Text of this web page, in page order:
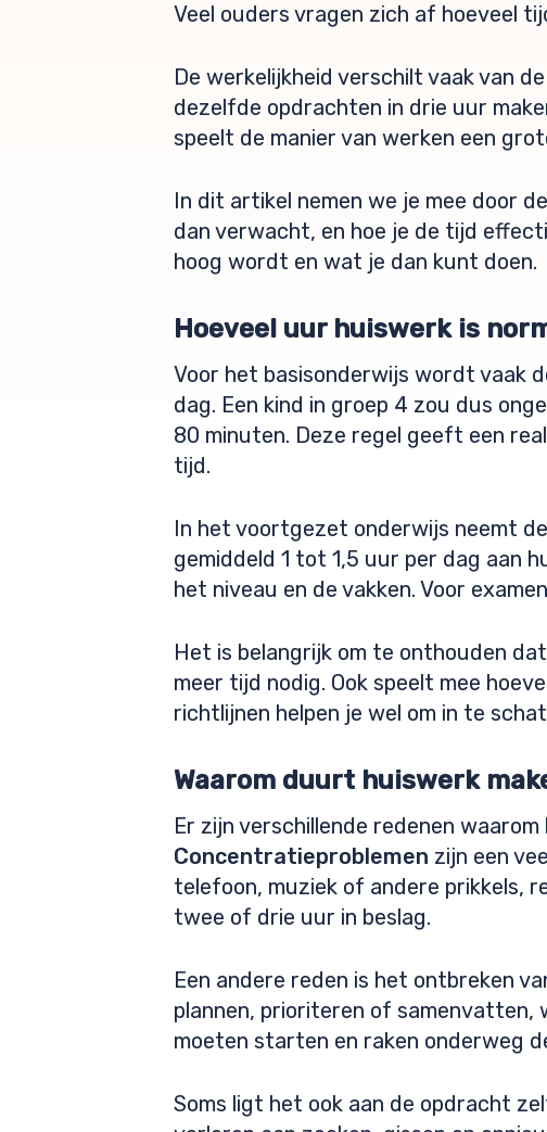
Veel ouders vragen zich af hoeveel
De werkelijkheid verschilt vaak van
dezelfde opdrachten in drie uur
speelt de manier van werken een
In dit artikel nemen we je mee door
dan verwacht, en hoe je de tijd
hoog wordt en wat je dan kunt doen.
Hoeveel uur huiswerk is
Voor het basisonderwijs wordt vaak
dag. Een kind in groep 4 zou dus
80 minuten. Deze regel geeft een
tijd.
In het voortgezet onderwijs neemt
gemiddeld 1 tot 1,5 uur per dag aan
het niveau en de vakken. Voor
Het is belangrijk om te onthouden
meer tijd nodig. Ook speelt mee
richtlijnen helpen je wel om in te
Waarom duurt huiswerk
Er zijn verschillende redenen
Concentratieproblemen zijn een
telefoon, muziek of andere prikkels,
twee of drie uur in beslag.
Een andere reden is het ontbreken
plannen, prioriteren of samenvatten,
moeten starten en raken onderweg
Soms ligt het ook aan de opdracht